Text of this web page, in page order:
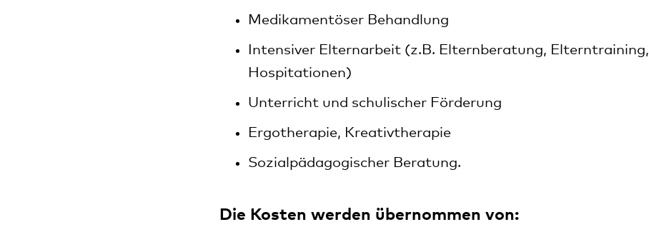
Medikamentöser Behandlung
Intensiver Elternarbeit (z.B. Elternberatung, Elterntraining,
Hospitationen)
Unterricht und schulischer Förderung
Ergotherapie, Kreativtherapie
Sozialpädagogischer Beratung.
Die Kosten werden übernommen von: